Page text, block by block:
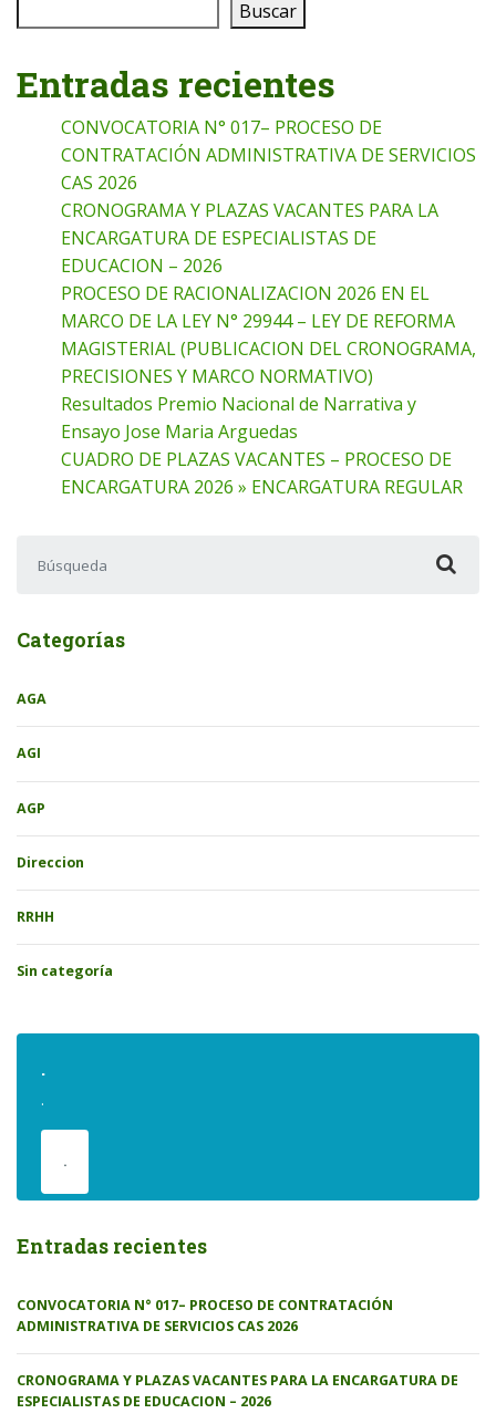
Buscar
Entradas recientes
CONVOCATORIA N° 017– PROCESO DE
CONTRATACIÓN ADMINISTRATIVA DE SERVICIOS
CAS 2026
CRONOGRAMA Y PLAZAS VACANTES PARA LA
ENCARGATURA DE ESPECIALISTAS DE
EDUCACION – 2026
PROCESO DE RACIONALIZACION 2026 EN EL
MARCO DE LA LEY N° 29944 – LEY DE REFORMA
MAGISTERIAL (PUBLICACION DEL CRONOGRAMA,
PRECISIONES Y MARCO NORMATIVO)
Resultados Premio Nacional de Narrativa y
Ensayo Jose Maria Arguedas
CUADRO DE PLAZAS VACANTES – PROCESO DE
ENCARGATURA 2026 » ENCARGATURA REGULAR
Categorías
AGA
AGI
AGP
Direccion
RRHH
Sin categoría
.
.
.
Entradas recientes
CONVOCATORIA N° 017– PROCESO DE CONTRATACIÓN
ADMINISTRATIVA DE SERVICIOS CAS 2026
CRONOGRAMA Y PLAZAS VACANTES PARA LA ENCARGATURA DE
ESPECIALISTAS DE EDUCACION – 2026